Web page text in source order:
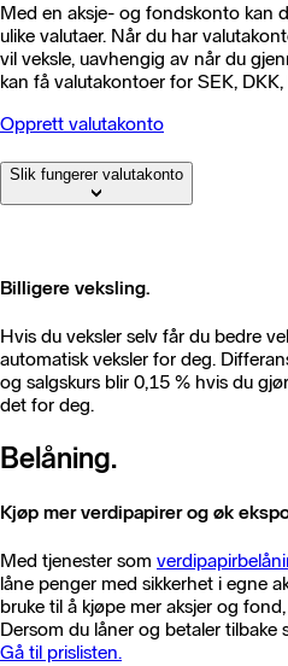
Med en aksje- og fondskonto kan
ulike valutaer. Når du har
vil veksle, uavhengig av når du
kan få valutakontoer for SEK,
Opprett valutakonto
Slik fungerer valutakonto
Billigere veksling.
​Hvis du veksler selv får du bedre
automatisk veksler for deg.
og salgskurs blir 0,15 % hvis du
det for deg.
Belåning.
Kjøp mer verdipapirer og øk
Med tjenester som
låne penger med sikkerhet i egne
bruke til å kjøpe mer aksjer og
Dersom du låner og betaler tilbake
Gå til prislisten.